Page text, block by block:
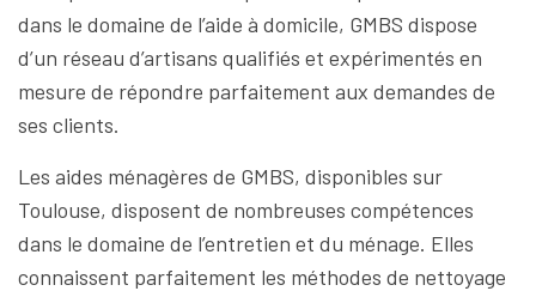
dans le domaine de l’aide à domicile, GMBS dispose
d’un réseau d’artisans qualifiés et expérimentés en
mesure de répondre parfaitement aux demandes de
ses clients.
Les aides ménagères de GMBS, disponibles sur
Toulouse, disposent de nombreuses compétences
dans le domaine de l’entretien et du ménage. Elles
connaissent parfaitement les méthodes de nettoyage